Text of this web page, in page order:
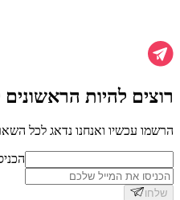
רוצים להיות
הרשמו עכשיו ואנחנו נדאג לכל
שלחו